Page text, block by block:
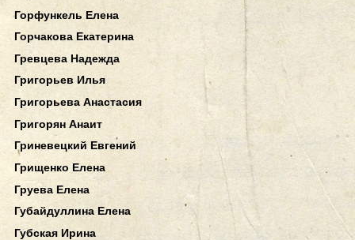
Горфункель Елена
Горчакова Екатерина
Гревцева Надежда
Григорьев Илья
Григорьева Анастасия
Григорян Анаит
Гриневецкий Евгений
Грищенко Елена
Груева Елена
Губайдуллина Елена
Губская Ирина